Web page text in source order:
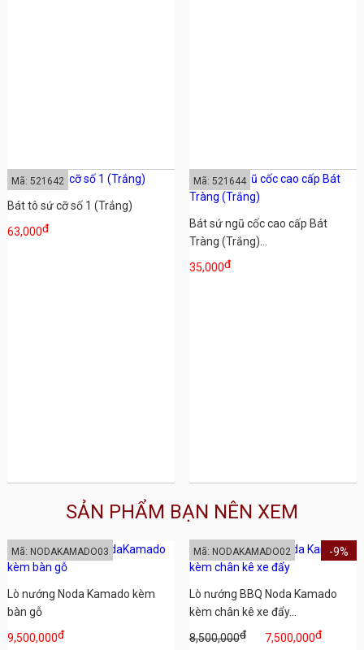
Bát tô sứ cỡ số 1 (Trắng)
63,000đ
Mã: 521642
Bát sứ ngũ cốc cao cấp Bát
Tràng (Trắng)...
35,000đ
Mã: 521644
SẢN PHẨM BẠN NÊN XEM
Lò nướng Noda Kamado kèm
bàn gỗ
9,500,000đ
Mã: NODAKAMADO03
Lò nướng BBQ Noda Kamado
kèm chân kê xe đẩy...
8,500,000đ 7,500,000đ
-9%
Mã: NODAKAMADO02